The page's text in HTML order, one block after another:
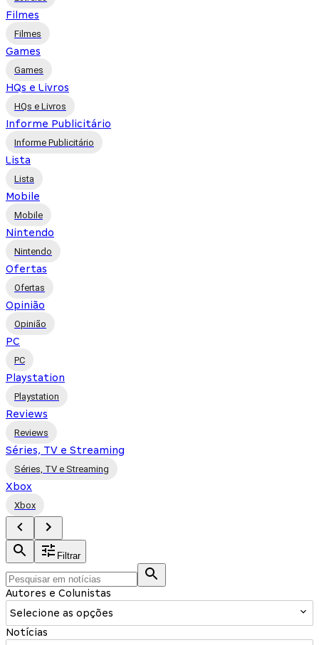
Filmes
Filmes
Games
Games
HQs e Livros
HQs e Livros
Informe Publicitário
Informe Publicitário
Lista
Lista
Mobile
Mobile
Nintendo
Nintendo
Ofertas
Ofertas
Opinião
Opinião
PC
PC
Playstation
Playstation
Reviews
Reviews
Séries, TV e Streaming
Séries, TV e Streaming
Xbox
Xbox
Filtrar
Autores e Colunistas
Selecione as opções
Notícias